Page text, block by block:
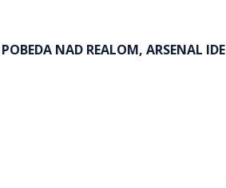
NAD REALOM, ARSENAL IDE